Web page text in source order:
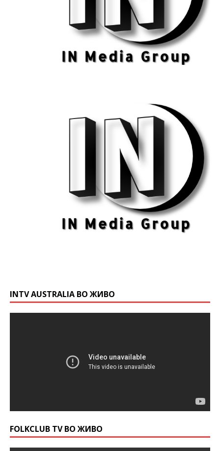
INTV AUSTRALIA ВО ЖИВО
FOLKCLUB TV ВО ЖИВО